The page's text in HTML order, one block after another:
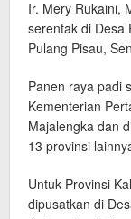
Ir. Mery Rukaini,
serentak di Desa
Pulang Pisau,
Panen raya padi
Kementerian
Majalengka dan
13 provinsi
Untuk Provinsi
dipusatkan di